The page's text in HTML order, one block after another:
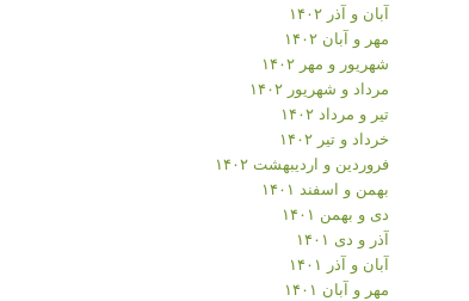
آبان و آذر ۱۴۰۲
مهر و آبان ۱۴۰۲
شهریور و مهر ۱۴۰۲
مرداد و شهریور ۱۴۰۲
تیر و مرداد ۱۴۰۲
خرداد و تیر ۱۴۰۲
فروردین و اردیبهشت ۱۴۰۲
بهمن و اسفند ۱۴۰۱
دی و بهمن ۱۴۰۱
آذر و دی ۱۴۰۱
آبان و آذر ۱۴۰۱
مهر و آبان ۱۴۰۱